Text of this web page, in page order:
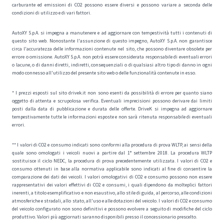
carburante ed emissioni di CO2 possono essere diversi e possono variare a seconda delle
condizioni di utilizzo e di vari fattori.
AutoXY S.p.A. si impegna a manutenere e ad aggiornare con tempestività tutti i contenuti di
questo sito web. Nonostante l'assunzione di questo impegno, AutoXY S.p.A. non garantisce
circa l'accuratezza delle informazioni contenute nel sito, che possono diventare obsolete per
errore o omissione. AutoXY S.p.A. non potrà essere considerata responsabile di eventuali errori
o lacune, o di danni diretti, indiretti, consequenziali o di qualsiasi altro tipo di danno in ogni
modo connesso all'utilizzo del presente sito web o delle funzionalità contenute in esso.
* I prezzi esposti sul sito drivek.it non sono esenti da possibilità di errore per quanto siano
oggetto di attenta e scrupolosa verifica. Eventuali imprecisioni possono derivare dai limiti
posti dalla data di pubblicazione e durata delle offerte. DriveK si impegna ad aggiornare
tempestivamente tutte le informazioni esposte e non sarà ritenuta responsabile di eventuali
errori.
** I valori di CO2 e consumo indicati sono conformi alla procedura di prova WLTP, ai sensi della
quale sono omologati i veicoli nuovi a partire dal 1° settembre 2018. La procedura WLTP
sostituisce il ciclo NEDC, la procedura di prova precedentemente utilizzata. I valori di CO2 e
consumo ottenuti in base alla normativa applicabile sono indicati al fine di consentire la
comparazione dei dati dei veicoli. I valori omologativi di CO2 e consumo possono non essere
rappresentativi dei valori effettivi di CO2 e consumi, i quali dipendono da molteplici fattori
inerenti, a titolo esemplificativo e non esaustivo, allo stile di guida, al percorso, alle condizioni
atmosferiche e stradali, allo stato, all'uso e alle dotazioni del veicolo. I valori di CO2 e consumo
del veicolo configurato non sono definitivi e possono evolvere a seguito di modifiche del ciclo
produttivo. Valori più aggiornati saranno disponibili presso il concessionario prescelto.